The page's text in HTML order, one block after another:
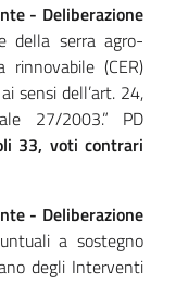
- Deliberazione
della serra agro-
rinnovabile (CER)
sensi dell’art. 24,
27/2003.” PD
33, voti contrari
- Deliberazione
a sostegno
degli Interventi